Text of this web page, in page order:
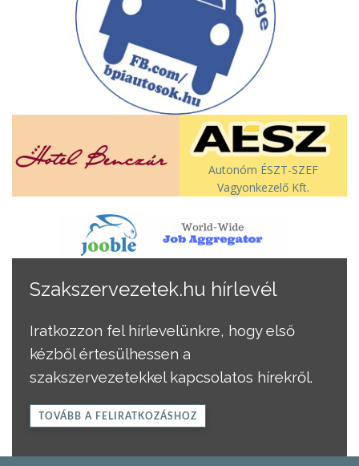
Autonóm ÉSZT-SZEF
Vagyonkezelő Kft.
Szakszervezetek.hu hírlevél
Iratkozzon fel hírlevelünkre, hogy első
kézből értesülhessen a
szakszervezetekkel kapcsolatos hírekről.
TOVÁBB A FELIRATKOZÁSHOZ